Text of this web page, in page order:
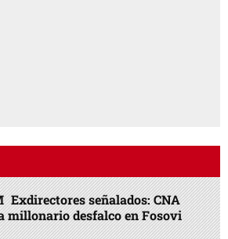
Exdirectores señalados: CNA
millonario desfalco en Fosovi